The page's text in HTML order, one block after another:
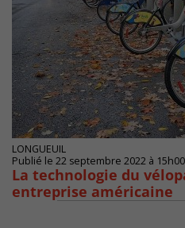
LONGUEUIL
Publié le 22 septembre 2022 à 15h00
La technologie du
entreprise américaine